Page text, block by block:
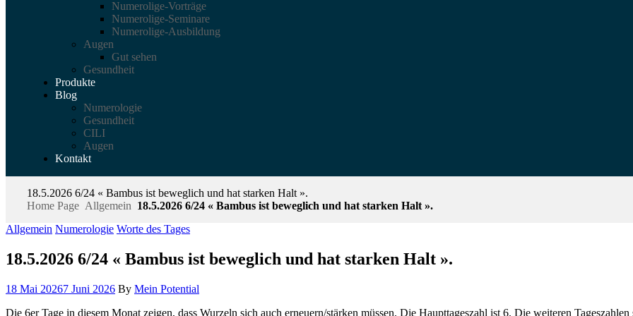
Numerolige-Vorträge
Numerolige-Seminare
Numerolige-Ausbildung
Augen
Gut sehen
Gesundheit
Produkte
Blog
Numerologie
Gesundheit
CILI
Augen
Kontakt
18.5.2026 6/24 « Bambus ist beweglich und hat starken Halt ».
Home Page Allgemein 18.5.2026 6/24 « Bambus ist beweglich und hat starken Halt ».
Allgemein Numerologie Worte des Tages
18.5.2026 6/24 « Bambus ist beweglich und hat starken Halt ».
18 Mai 20267 Juni 2026 By Mein Potential
Die 6er Tage in diesem Monat zeigen, dass Wurzeln sich auch erneuern/stärken müssen. Die Haupttageszahl ist 6. Die weiteren